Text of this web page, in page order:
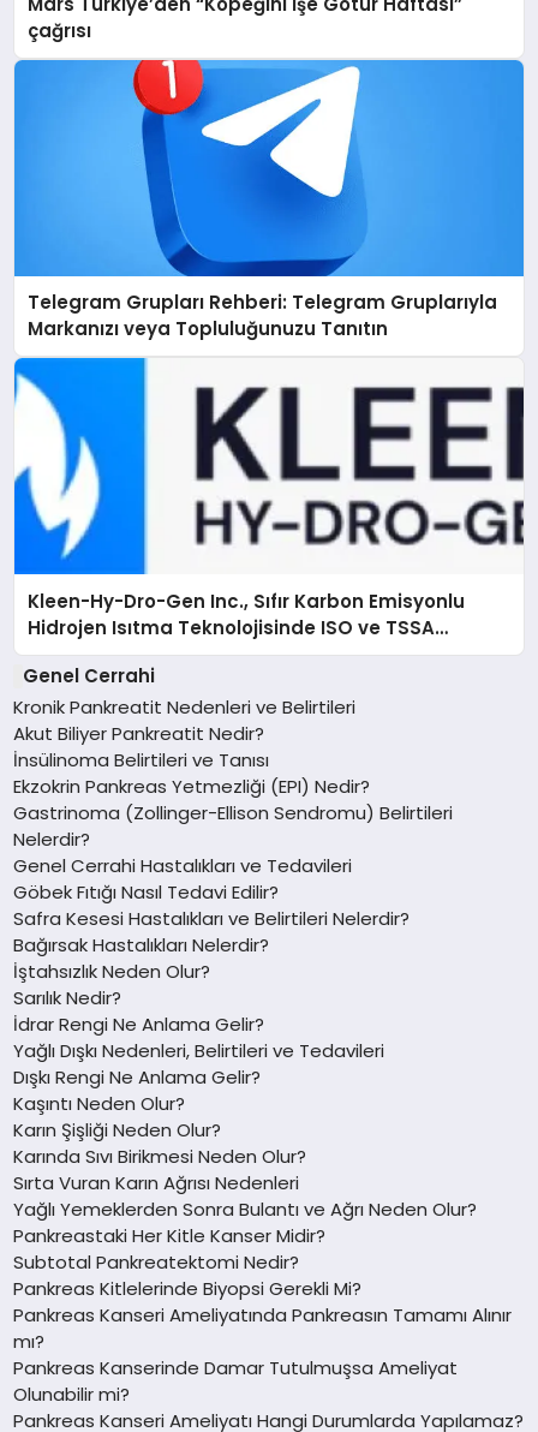
çağrısı
Telegram Grupları Rehberi: Telegram Gruplarıyla
Markanızı veya Topluluğunuzu Tanıtın
Kleen-Hy-Dro-Gen Inc., Sıfır Karbon Emisyonlu
Hidrojen Isıtma Teknolojisinde ISO ve TSSA
Düzenleyici Onaylarını Aldı
Genel Cerrahi
Kronik Pankreatit Nedenleri ve Belirtileri
Akut Biliyer Pankreatit Nedir?
İnsülinoma Belirtileri ve Tanısı
Ekzokrin Pankreas Yetmezliği (EPI) Nedir?
Gastrinoma (Zollinger-Ellison Sendromu) Belirtileri
Nelerdir?
Genel Cerrahi Hastalıkları ve Tedavileri
Göbek Fıtığı Nasıl Tedavi Edilir?
Safra Kesesi Hastalıkları ve Belirtileri Nelerdir?
Bağırsak Hastalıkları Nelerdir?
İştahsızlık Neden Olur?
Sarılık Nedir?
İdrar Rengi Ne Anlama Gelir?
Yağlı Dışkı Nedenleri, Belirtileri ve Tedavileri
Dışkı Rengi Ne Anlama Gelir?
Kaşıntı Neden Olur?
Karın Şişliği Neden Olur?
Karında Sıvı Birikmesi Neden Olur?
Sırta Vuran Karın Ağrısı Nedenleri
Yağlı Yemeklerden Sonra Bulantı ve Ağrı Neden Olur?
Pankreastaki Her Kitle Kanser Midir?
Subtotal Pankreatektomi Nedir?
Pankreas Kitlelerinde Biyopsi Gerekli Mi?
Pankreas Kanseri Ameliyatında Pankreasın Tamamı Alınır
mı?
Pankreas Kanserinde Damar Tutulmuşsa Ameliyat
Olunabilir mi?
Pankreas Kanseri Ameliyatı Hangi Durumlarda Yapılamaz?